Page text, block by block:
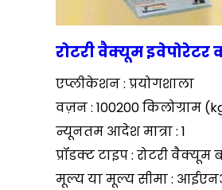
रोटरी वैक्यूम इवेपोरेटर
एप्लीकेशन : प्रयोगशाला
वज़न : 100200 किलोग्राम
न्यूनतम आदेश मात्रा : 1
प्रॉडक्ट टाइप : रोटरी वैक्यूम
मूल्य या मूल्य सीमा :